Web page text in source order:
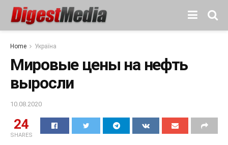
Home Україна
Мировые цены на нефть
выросли
10.08.2020
24
SHARES